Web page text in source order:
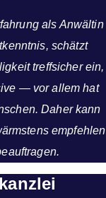
als Anwältin
schätzt
treffsicher ein,
— vor allem hat
Daher kann
empfehlen